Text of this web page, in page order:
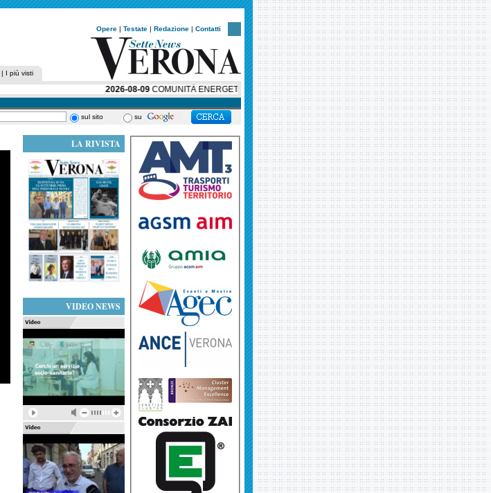
Opere | Testate | Redazione | Contatti
| I più visti
2026-08-09COMUNITÀ ENERGETICHE, 75 MILA EURO PER TRE PROGETTI NEL VERONESE.
sul sito su
LA RIVISTA
VIDEO NEWS